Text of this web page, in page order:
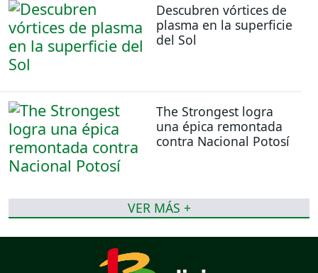
Descubren vórtices de
plasma en la superficie
del Sol
The Strongest logra
una épica remontada
contra Nacional Potosí
VER MÁS +